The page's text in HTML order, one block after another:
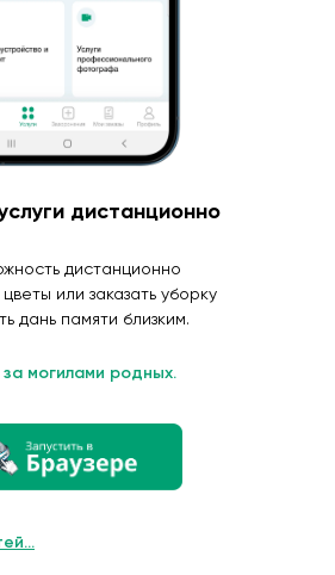
дистанционно
дистанционно
цветы или заказать уборку
дань памяти близким.
за могилами родных.